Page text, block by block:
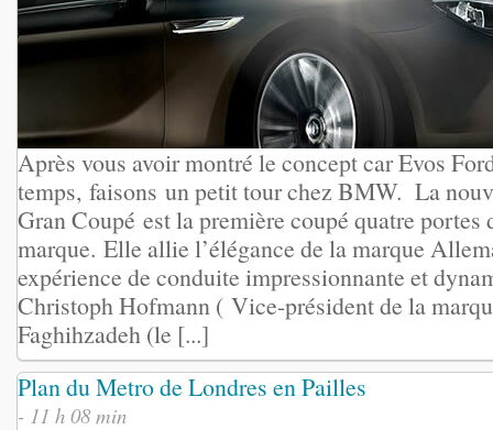
Après vous avoir montré le concept car Evos
temps, faisons un petit tour chez BMW. La
Gran Coupé est la première coupé quatre portes
marque. Elle allie l’élégance de la marque
expérience de conduite impressionnante et
Christoph Hofmann ( Vice-président de la
Faghihzadeh (le [...]
Plan du Metro de Londres en Pailles
- 11 h 08 min